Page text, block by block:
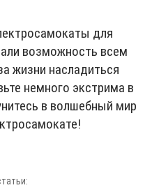
для
возможность всем
жизни насладиться
немного экстрима в
в волшебный мир